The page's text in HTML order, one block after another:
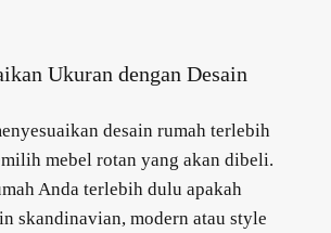
Ukuran dengan Desain
desain rumah terlebih
mebel rotan yang akan dibeli.
Anda terlebih dulu apakah
skandinavian, modern atau style